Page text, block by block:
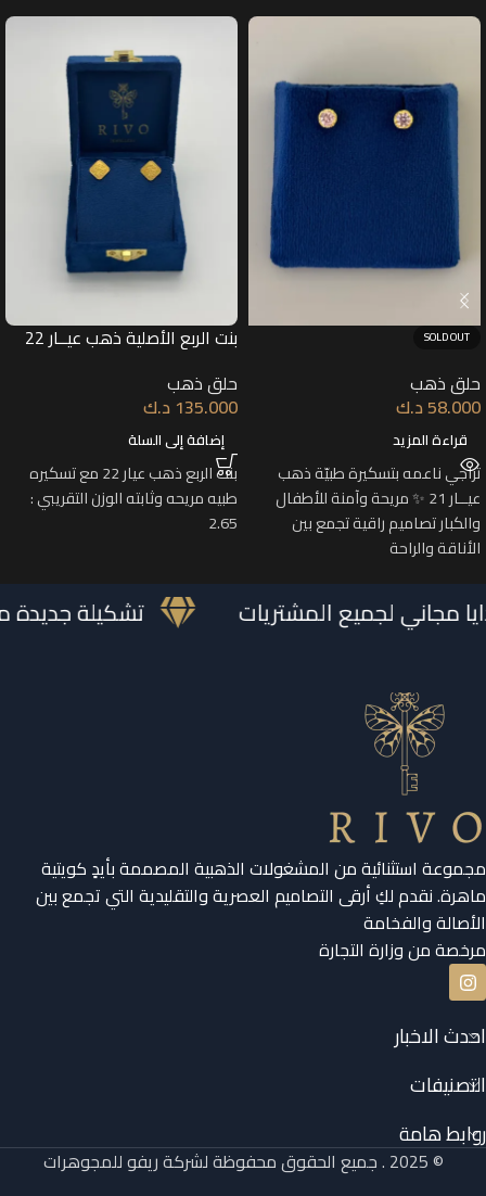
SOLD OUT
حلق ذهب
58.000د.ك
قراءة المزيد
تراجي ناعمه بتسكيرة طبيّة ذهب
عيــار 21 ✨ مريحة وآمنة للأطفال
والكبار تصاميم راقية تجمع بين
الأناقة والراحة
بنت الربع الأصلية ذهب عيــار 22
حلق ذهب
135.000 د.ك
إضافة إلى السلة
بنت الربع ذهب عيار 22 مع تسكيره
طبيه مريحه وثابته الوزن التقريبي :
2.65
مجاني لجميع المشتريات تشكيلة
مجموعة استثنائية من المشغولات الذهبية المصممة بأيدٍ كويتية
ماهرة. نقدم لكِ أرقى التصاميم العصرية والتقليدية التي تجمع بين
الأصالة والفخامة
مرخصة من وزارة التجارة
احدث الاخبار
التصنيفات
روابط هامة
© 2025 . جميع الحقوق محفوظة لشركة ريفو للمجوهرات